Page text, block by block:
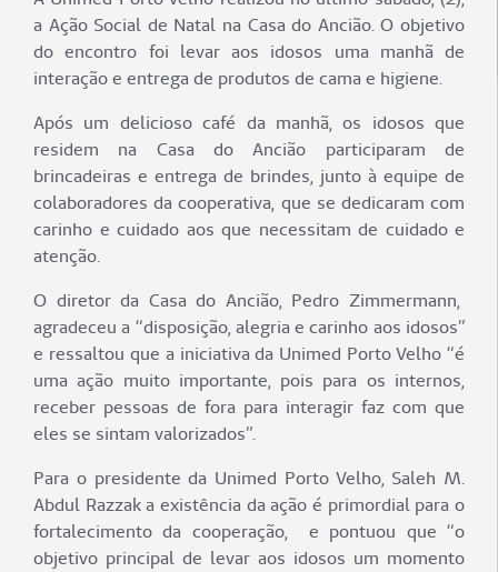
a Ação Social de Natal na Casa do Ancião. O objetivo
do encontro foi levar aos idosos uma manhã de
interação e entrega de produtos de cama e higiene.
Após um delicioso café da manhã, os idosos que
residem na Casa do Ancião participaram de
brincadeiras e entrega de brindes, junto à equipe de
colaboradores da cooperativa, que se dedicaram com
carinho e cuidado aos que necessitam de cuidado e
atenção.
O diretor da Casa do Ancião, Pedro Zimmermann,
agradeceu a “disposição, alegria e carinho aos idosos”
e ressaltou que a iniciativa da Unimed Porto Velho “é
uma ação muito importante, pois para os internos,
receber pessoas de fora para interagir faz com que
eles se sintam valorizados”.
Para o presidente da Unimed Porto Velho, Saleh M.
Abdul Razzak a existência da ação é primordial para o
fortalecimento da cooperação, e pontuou que “o
objetivo principal de levar aos idosos um momento